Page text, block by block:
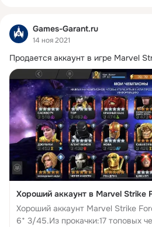
Games-Garant.ru
14 ноя 2021
Продается аккаунт в игре Marvel
Хороший аккаунт в Marvel Strike
Хороший аккаунт Marvel Strike
6* 3/45.Из прокачки:17 топовых